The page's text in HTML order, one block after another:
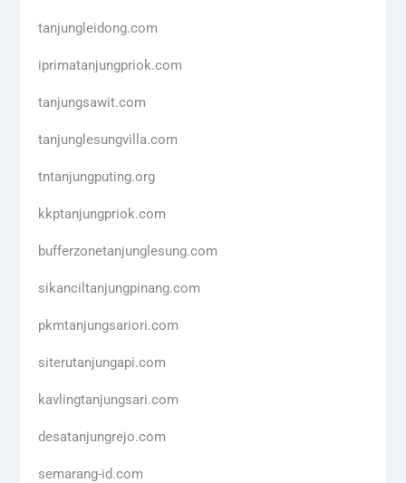
tanjungleidong.com
iprimatanjungpriok.com
tanjungsawit.com
tanjunglesungvilla.com
tntanjungputing.org
kkptanjungpriok.com
bufferzonetanjunglesung.com
sikanciltanjungpinang.com
pkmtanjungsariori.com
siterutanjungapi.com
kavlingtanjungsari.com
desatanjungrejo.com
semarang-id.com